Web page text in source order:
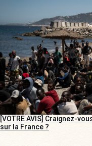
[VOTRE AVIS] Craignez-
sur la France ?